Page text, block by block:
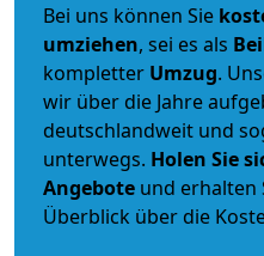
Bei uns können Sie
umziehen, sei es als
kompletter Umzug.
wir über die Jahre
deutschlandweit und
unterwegs. Holen Sie
Angebote und erhalten
Überblick über die